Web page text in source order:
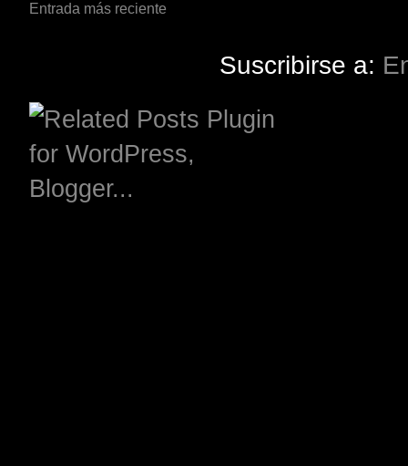
Entrada más reciente
Suscribirse a: